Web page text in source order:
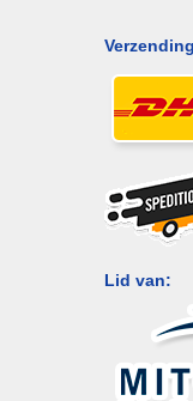
Verzending
Lid van: